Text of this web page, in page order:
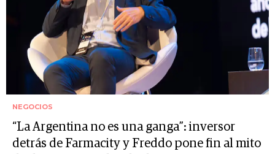
NEGOCIOS
“La Argentina no es una ganga”: inversor
detrás de Farmacity y Freddo pone fin al mito